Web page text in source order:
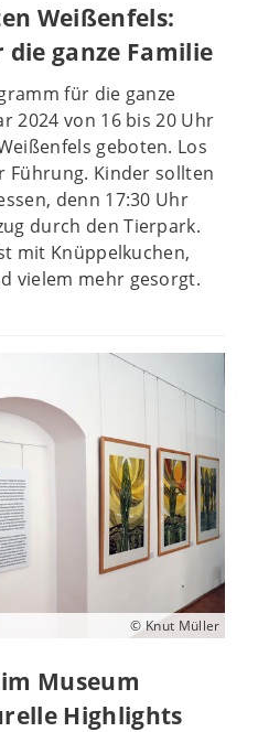
Weißenfels:
ganze Familie
für die ganze
2024 von 16 bis 20 Uhr
geboten. Los
Führung. Kinder sollten
denn 17:30 Uhr
durch den Tierpark.
mit Knüppelkuchen,
vielem mehr gesorgt.
© Knut Müller
Museum
Highlights